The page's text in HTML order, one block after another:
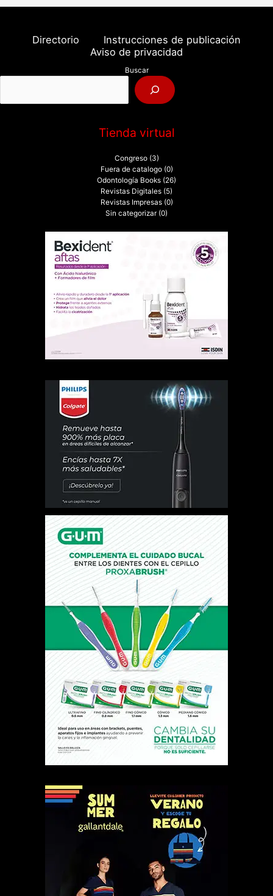
s
o
:
Directorio
Instrucciones de publicación
Aviso de privacidad
Buscar
Tienda virtual
Congreso (3)
Fuera de catalogo (0)
Odontología Books (26)
Revistas Digitales (5)
Revistas Impresas (0)
Sin categorizar (0)